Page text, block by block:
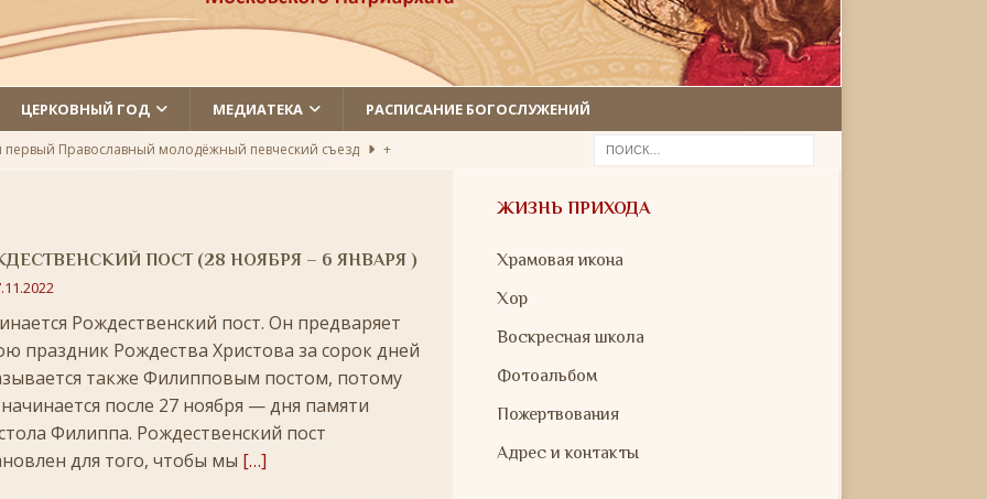
ЦЕРКОВНЫЙ ГОД МЕДИАТЕКА РАСПИСАНИЕ БОГОСЛУЖЕНИЙ
Православный молодёжный певческий съезд
+
ЛИКИ СВЯТЫХ
яко Аз есмь Бог!»
во Иерусалим
ВЕЛИКИЙ ПОСТ
ВЕЛИКИЙ ПОСТ
ВЕЛИКИЙ ПОСТ
ПОСТ (28 НОЯБРЯ – 6 ЯНВАРЯ )
Рождественский пост. Он предваряет
праздник Рождества Христова за сорок дней
также Филипповым постом, потому
после 27 ноября — дня памяти
Филиппа. Рождественский пост
для того, чтобы мы […]
ЖИЗНЬ ПРИХОДА
Храмовая икона
Хор
Воскресная школа
Фотоальбом
Пожертвования
Адрес и контакты